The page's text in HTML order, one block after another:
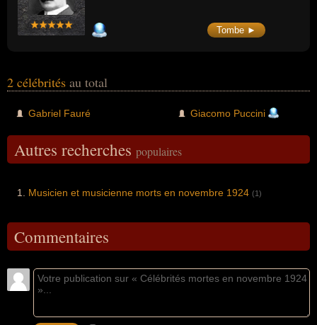
Tombe ►
2 célébrités au total
Gabriel Fauré Giacomo Puccini
Autres recherches populaires
Musicien et musicienne morts en novembre 1924 (1)
Commentaires